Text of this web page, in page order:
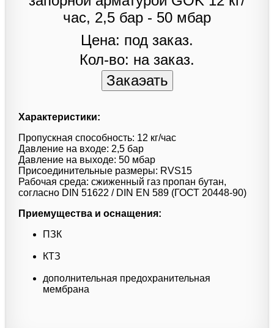
Цена: под заказ.
Кол-во: на заказ.
Характеристики:
Пропускная способность: 12 кг/час
Давление на входе: 2,5 бар
Давление на выходе: 50 мбар
Присоединительные размеры: RVS15
Рабочая среда: сжиженный газ пропан бутан,
согласно DIN 51622 / DIN EN 589 (ГОСТ 20448-90)
Приемущества и оснащения:
ПЗК
КТЗ
дополнительная предохранительная
мембрана